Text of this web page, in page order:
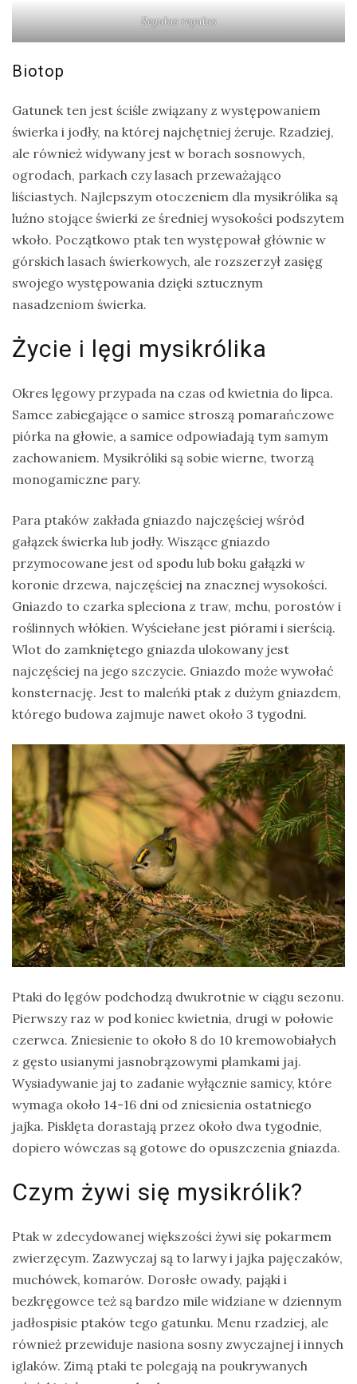
Regulus regulus
Biotop
Gatunek ten jest ściśle związany z występowaniem
świerka i jodły, na której najchętniej żeruje. Rzadziej,
ale również widywany jest w borach sosnowych,
ogrodach, parkach czy lasach przeważająco
liściastych. Najlepszym otoczeniem dla mysikrólika są
luźno stojące świerki ze średniej wysokości podszytem
wkoło. Początkowo ptak ten występował głównie w
górskich lasach świerkowych, ale rozszerzył zasięg
swojego występowania dzięki sztucznym
nasadzeniom świerka.
Życie i lęgi mysikrólika
Okres lęgowy przypada na czas od kwietnia do lipca.
Samce zabiegające o samice stroszą pomarańczowe
piórka na głowie, a samice odpowiadają tym samym
zachowaniem. Mysikróliki są sobie wierne, tworzą
monogamiczne pary.
Para ptaków zakłada gniazdo najczęściej wśród
gałązek świerka lub jodły. Wiszące gniazdo
przymocowane jest od spodu lub boku gałązki w
koronie drzewa, najczęściej na znacznej wysokości.
Gniazdo to czarka spleciona z traw, mchu, porostów i
roślinnych włókien. Wyściełane jest piórami i sierścią.
Wlot do zamkniętego gniazda ulokowany jest
najczęściej na jego szczycie. Gniazdo może wywołać
konsternację. Jest to maleńki ptak z dużym gniazdem,
którego budowa zajmuje nawet około 3 tygodni.
Ptaki do lęgów podchodzą dwukrotnie w ciągu sezonu.
Pierwszy raz w pod koniec kwietnia, drugi w połowie
czerwca. Zniesienie to około 8 do 10 kremowobiałych
z gęsto usianymi jasnobrązowymi plamkami jaj.
Wysiadywanie jaj to zadanie wyłącznie samicy, które
wymaga około 14-16 dni od zniesienia ostatniego
jajka. Pisklęta dorastają przez około dwa tygodnie,
dopiero wówczas są gotowe do opuszczenia gniazda.
Czym żywi się mysikrólik?
Ptak w zdecydowanej większości żywi się pokarmem
zwierzęcym. Zazwyczaj są to larwy i jajka pajęczaków,
muchówek, komarów. Dorosłe owady, pająki i
bezkręgowce też są bardzo mile widziane w dziennym
jadłospisie ptaków tego gatunku. Menu rzadziej, ale
również przewiduje nasiona sosny zwyczajnej i innych
iglaków. Zimą ptaki te polegają na poukrywanych